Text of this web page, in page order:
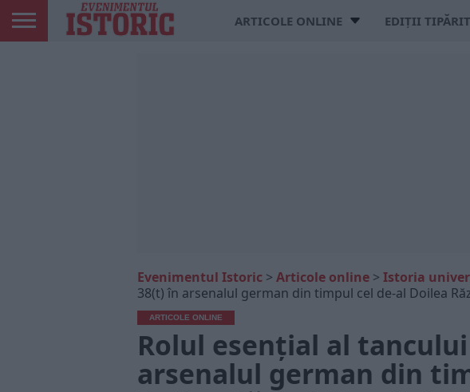
ARTICOLE ONLINE EDIȚII
Evenimentul Istoric > Articole online > Istoria
38(t) în arsenalul german din timpul cel de-al Doilea
ARTICOLE ONLINE
Rolul esențial al
arsenalul german din